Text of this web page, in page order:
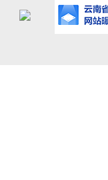
联系